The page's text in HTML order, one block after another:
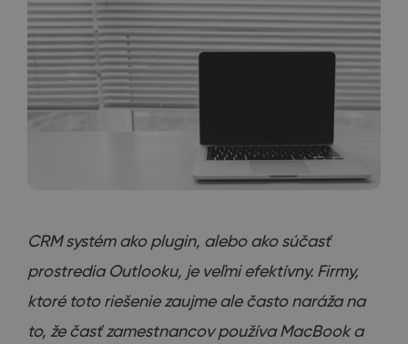
CRM systém ako plugin, alebo ako súčasť
prostredia Outlooku, je veľmi efektívny. Firmy,
ktoré toto riešenie zaujme ale často naráža na
to, že časť zamestnancov používa MacBook a